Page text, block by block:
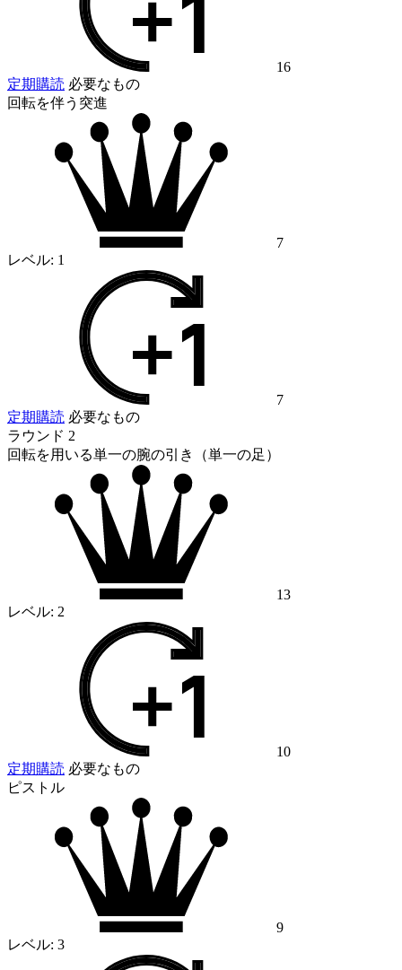
16
定期購読 必要なもの
回転を伴う突進
7
レベル: 1
7
定期購読 必要なもの
ラウンド 2
回転を用いる単一の腕の引き（単一の足）
13
レベル: 2
10
定期購読 必要なもの
ピストル
9
レベル: 3